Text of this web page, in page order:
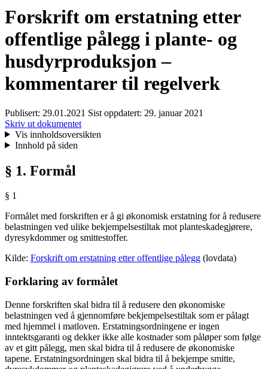
Forskrift om erstatning etter
offentlige pålegg i plante- og
husdyrproduksjon –
kommentarer til regelverk
Publisert: 29.01.2021 Sist oppdatert: 29. januar 2021
Skriv ut dokumentet
Vis innholdsoversikten
Innhold på siden
§ 1. Formål
§ 1
Formålet med forskriften er å gi økonomisk erstatning for å redusere
belastningen ved ulike bekjempelsestiltak mot planteskadegjørere,
dyresykdommer og smittestoffer.
Kilde: Forskrift om erstatning etter offentlige pålegg (lovdata)
Forklaring av formålet
Denne forskriften skal bidra til å redusere den økonomiske
belastningen ved å gjennomføre bekjempelsestiltak som er pålagt
med hjemmel i matloven. Erstatningsordningene er ingen
inntektsgaranti og dekker ikke alle kostnader som påløper som følge
av et gitt pålegg, men skal bidra til å redusere de økonomiske
tapene. Erstatningsordningen skal bidra til å bekjempe smitte,